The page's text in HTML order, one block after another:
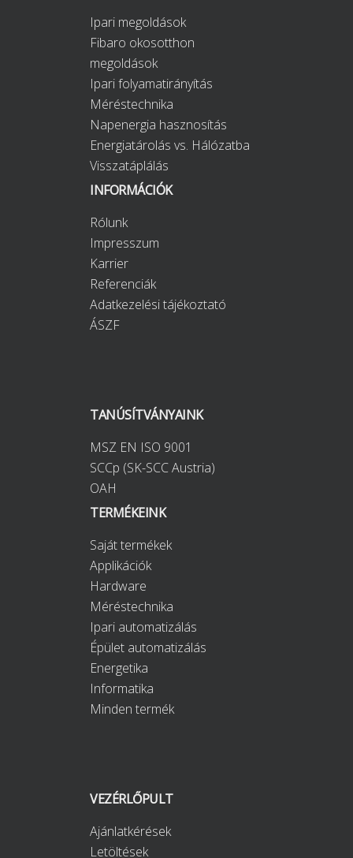
Ipari megoldások
Fibaro okosotthon
megoldások
Ipari folyamatirányítás
Méréstechnika
Napenergia hasznosítás
Energiatárolás vs. Hálózatba
Visszatáplálás
INFORMÁCIÓK
Rólunk
Impresszum
Karrier
Referenciák
Adatkezelési tájékoztató
ÁSZF
TANÚSÍTVÁNYAINK
MSZ EN ISO 9001
SCCp (SK-SCC Austria)
OAH
TERMÉKEINK
Saját termékek
Applikációk
Hardware
Méréstechnika
Ipari automatizálás
Épület automatizálás
Energetika
Informatika
Minden termék
VEZÉRLŐPULT
Ajánlatkérések
Letöltések